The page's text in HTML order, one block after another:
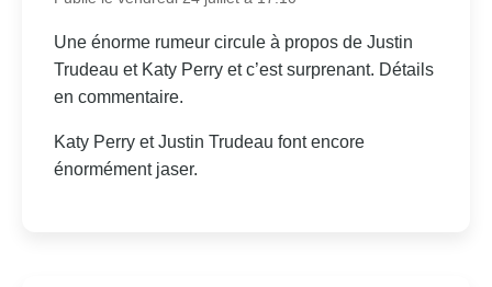
Une énorme rumeur circule à propos de Justin
Trudeau et Katy Perry et c’est surprenant. Détails
en commentaire.
Katy Perry et Justin Trudeau font encore
énormément jaser.